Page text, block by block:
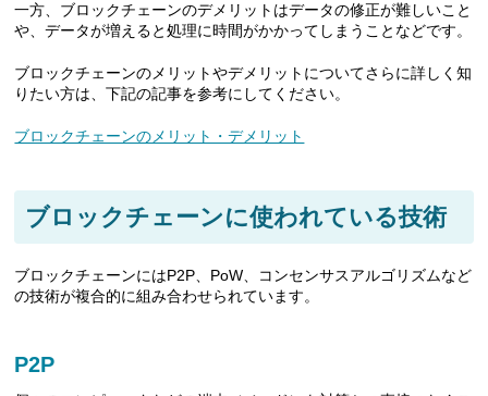
一方、ブロックチェーンのデメリットはデータの修正が難しいこと
や、データが増えると処理に時間がかかってしまうことなどです。
ブロックチェーンのメリットやデメリットについてさらに詳しく知
りたい方は、下記の記事を参考にしてください。
ブロックチェーンのメリット・デメリット
ブロックチェーンに使われている技術
ブロックチェーンにはP2P、PoW、コンセンサスアルゴリズムなど
の技術が複合的に組み合わせられています。
P2P